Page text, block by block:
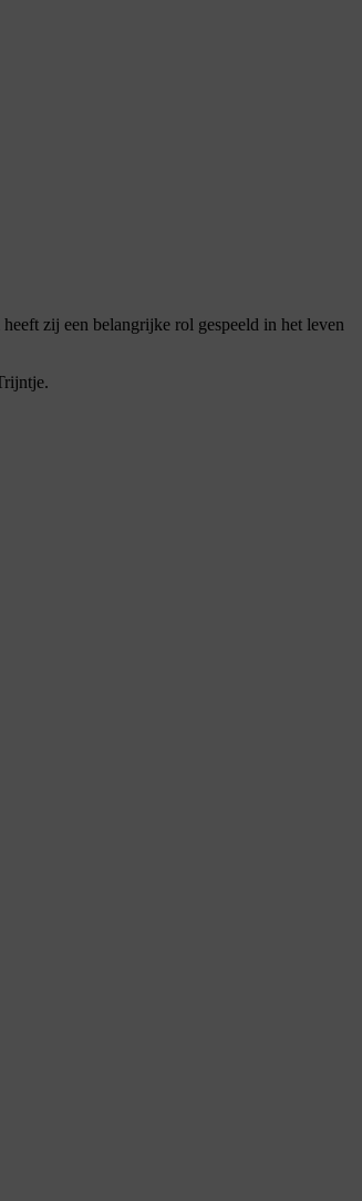
zij een belangrijke rol gespeeld in het leven